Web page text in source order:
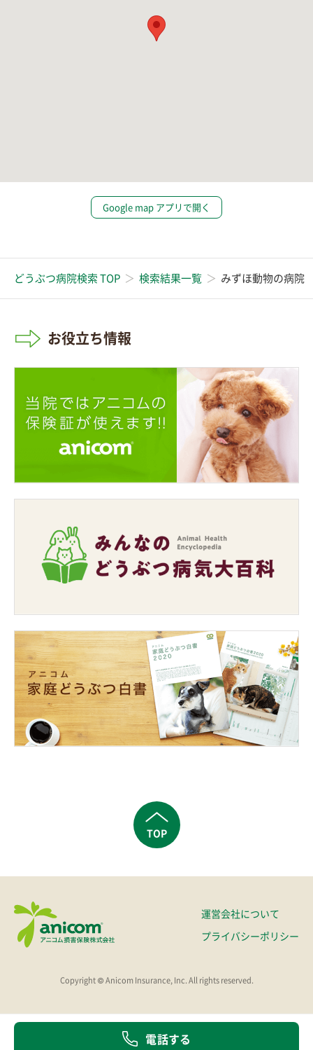
電話する
Google map アプリで開く
どうぶつ病院検索 TOP 検索結果一覧 みずほ動物の病院
お役立ち情報
TOP
運営会社について
プライバシーポリシー
Copyright © Anicom Insurance, Inc. All rights reserved.